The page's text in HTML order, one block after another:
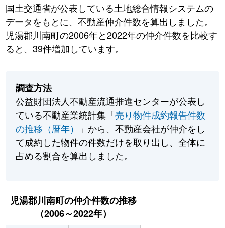
国土交通省が公表している土地総合情報システムの
データをもとに、不動産仲介件数を算出しました。
児湯郡川南町の2006年と2022年の仲介件数を比較す
ると、39件増加しています。
調査方法
公益財団法人不動産流通推進センターが公表し
ている不動産業統計集「売り物件成約報告件数
の推移（暦年）
」から、不動産会社が仲介をし
て成約した物件の件数だけを取り出し、全体に
占める割合を算出しました。
児湯郡川南町の仲介件数の推移
（2006～2022年）